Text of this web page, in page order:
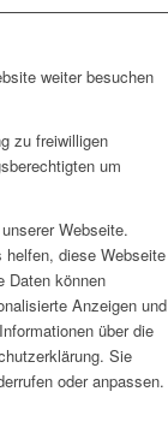
weiter besuchen
zu freiwilligen
um
Webseite.
helfen, diese Webseite
Daten können
Anzeigen und
über die
Sie
oder anpassen.